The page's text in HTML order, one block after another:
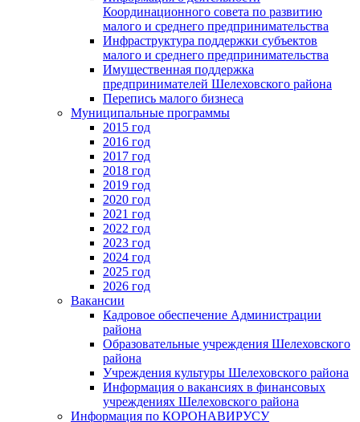
Координационного совета по развитию
малого и среднего предпринимательства
Инфраструктура поддержки субъектов
малого и среднего предпринимательства
Имущественная поддержка
предпринимателей Шелеховского района
Перепись малого бизнеса
Муниципальные программы
2015 год
2016 год
2017 год
2018 год
2019 год
2020 год
2021 год
2022 год
2023 год
2024 год
2025 год
2026 год
Вакансии
Кадровое обеспечение Администрации
района
Образовательные учреждения Шелеховского
района
Учреждения культуры Шелеховского района
Информация о вакансиях в финансовых
учреждениях Шелеховского района
Информация по КОРОНАВИРУСУ